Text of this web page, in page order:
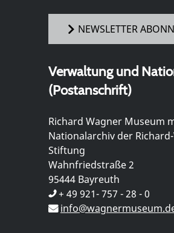
NEWSLETTER
Verwaltung und
(Postanschrift)
Richard Wagner Museum
Nationalarchiv der
Stiftung
Wahnfriedstraße 2
95444 Bayreuth
+ 49 921- 757 - 28 - 0